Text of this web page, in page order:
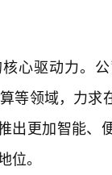
心驱动力。
等领域，力求
出更加智能、
位。